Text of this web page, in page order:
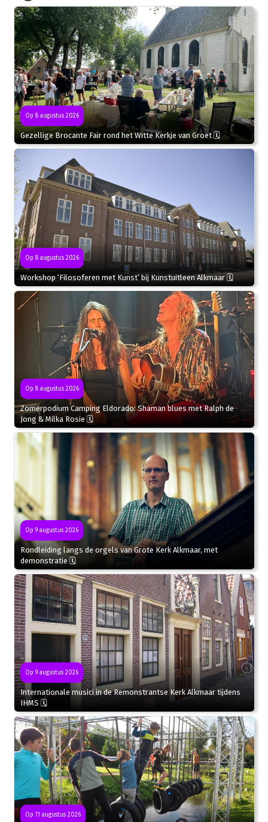
Op 8 augustus 2026
Gezellige Brocante Fair rond het Witte Kerkje van Groet 🗓
Op 8 augustus 2026
Workshop ‘Filosoferen met Kunst’ bij Kunstuitleen Alkmaar 🗓
Op 8 augustus 2026
Zomerpodium Camping Eldorado: Shaman blues met Ralph de
Jong & Milka Rosie 🗓
Op 9 augustus 2026
Rondleiding langs de orgels van Grote Kerk Alkmaar, met
demonstratie 🗓
Op 9 augustus 2026
Internationale musici in de Remonstrantse Kerk Alkmaar tijdens
IHMS 🗓
Op 11 augustus 2026